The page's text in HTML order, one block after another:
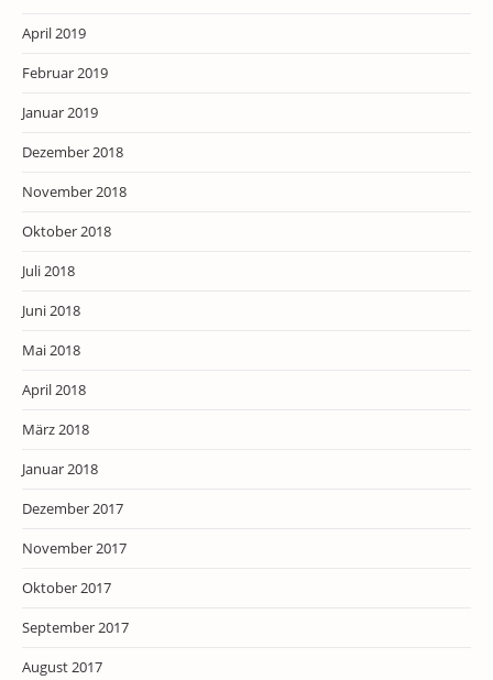
April 2019
Februar 2019
Januar 2019
Dezember 2018
November 2018
Oktober 2018
Juli 2018
Juni 2018
Mai 2018
April 2018
März 2018
Januar 2018
Dezember 2017
November 2017
Oktober 2017
September 2017
August 2017